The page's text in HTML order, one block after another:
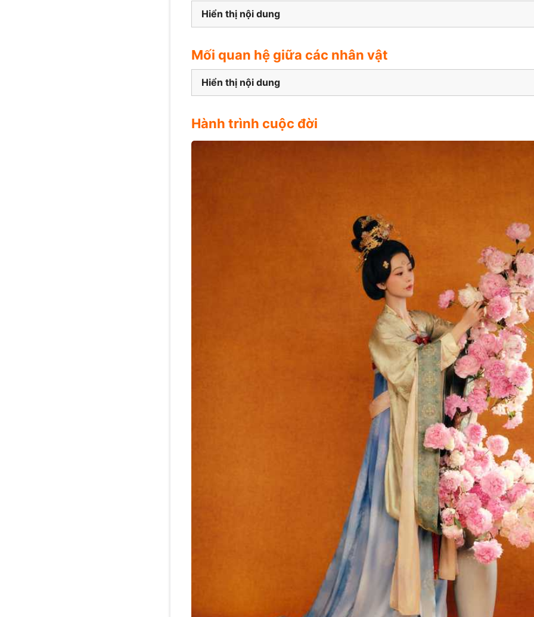
Hiển thị nội dung
Mối quan hệ giữa các nhân vật
Hiển thị nội dung
Hành trình cuộc đời